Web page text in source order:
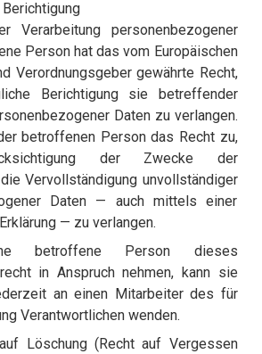
Verarbeitung personenbezogener
Person hat das vom Europäischen
Verordnungsgeber gewährte Recht,
Berichtigung sie betreffender
Daten zu verlangen.
betroffenen Person das Recht zu,
der Zwecke der
Vervollständigung unvollständiger
Daten — auch mittels einer
— zu verlangen.
betroffene Person dieses
in Anspruch nehmen, kann sie
an einen Mitarbeiter des für
Verantwortlichen wenden.
Löschung (Recht auf Vergessen